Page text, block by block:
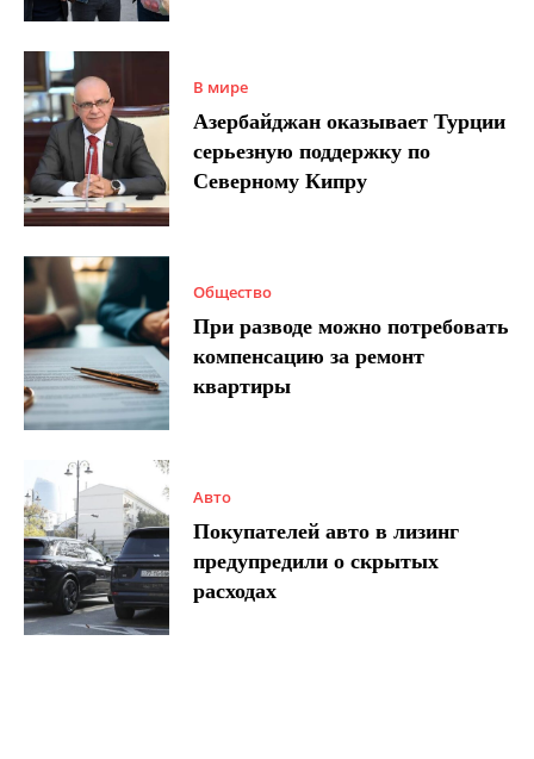
В мире
Азербайджан оказывает Турции
серьезную поддержку по
Северному Кипру
Общество
При разводе можно потребовать
компенсацию за ремонт
квартиры
Авто
Покупателей авто в лизинг
предупредили о скрытых
расходах